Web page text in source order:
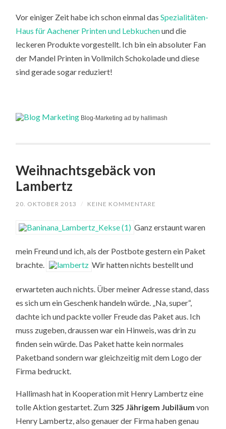
Vor einiger Zeit habe ich schon einmal dasSpezialitäten-
Haus für Aachener Printen und Lebkuchenund die
leckeren Produkte vorgestellt. Ich bin ein absoluter Fan
der Mandel Printen in Vollmilch Schokolade und diese
sind gerade sogar reduziert!
Blog-Marketing ad by hallimash
Weihnachtsgebäck von
Lambertz
20. OKTOBER 2013 / KEINE KOMMENTARE
Ganz erstaunt waren
mein Freund und ich, als der Postbote gestern ein Paket
brachte.
Wir hatten nichts bestellt und
erwarteten auch nichts. Über meiner Adresse stand, dass
es sich um ein Geschenk handeln würde. „Na, super“,
dachte ich und packte voller Freude das Paket aus. Ich
muss zugeben, draussen war ein Hinweis, was drin zu
finden sein würde. Das Paket hatte kein normales
Paketband sondern war gleichzeitig mit dem Logo der
Firma bedruckt.
Hallimash hat in Kooperation mit Henry Lambertz eine
tolle Aktion gestartet. Zum 325 Jährigem Jubiläum von
Henry Lambertz, also genauer der Firma haben genau